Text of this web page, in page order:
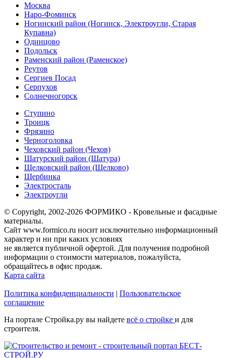
Москва
Наро-Фоминск
Ногинский район (Ногинск, Электроугли, Старая
Купавна)
Одинцово
Подольск
Раменский район (Раменское)
Реутов
Сергиев Посад
Серпухов
Солнечногорск
Ступино
Троицк
Фрязино
Черноголовка
Чеховский район (Чехов)
Шатурский район (Шатура)
Щелковский район (Щелково)
Щербинка
Электросталь
Электроугли
© Copyright, 2002-2026 ФОРМИКО - Кровельные и фасадные
материалы.
Сайт www.formico.ru носит исключительно информационный
характер и ни при каких условиях
не является публичной офертой. Для получения подробной
информации о стоимости материалов, пожалуйста,
обращайтесь в офис продаж.
Карта сайта
Политика конфиденциальности | Пользовательское
соглашение
На портале Стройка.ру вы найдете всё о стройке и для
строителя.